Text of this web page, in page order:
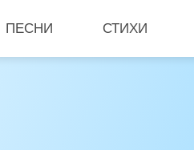
ПЕСНИ СТИХИ